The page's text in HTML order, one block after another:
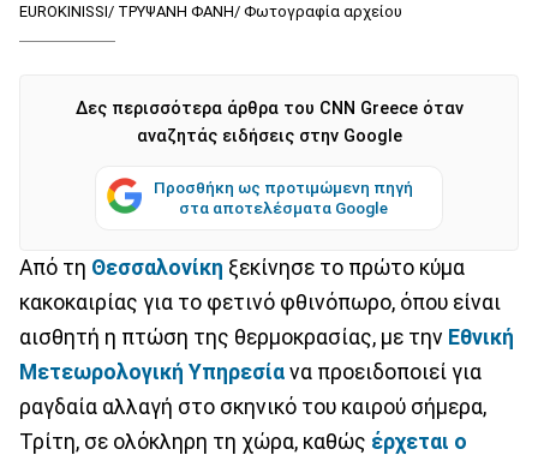
EUROKINISSI/ ΤΡΥΨΑΝΗ ΦΑΝΗ/ Φωτογραφία αρχείου
Δες περισσότερα άρθρα του CNN Greece όταν
αναζητάς ειδήσεις στην Google
Προσθήκη ως προτιμώμενη πηγή
στα αποτελέσματα Google
Από τη Θεσσαλονίκη ξεκίνησε το πρώτο κύμα
κακοκαιρίας για το φετινό φθινόπωρο, όπου είναι
αισθητή η πτώση της θερμοκρασίας, με την Εθνική
Μετεωρολογική Υπηρεσία να προειδοποιεί για
ραγδαία αλλαγή στο σκηνικό του καιρού σήμερα,
Τρίτη, σε ολόκληρη τη χώρα, καθώς έρχεται ο